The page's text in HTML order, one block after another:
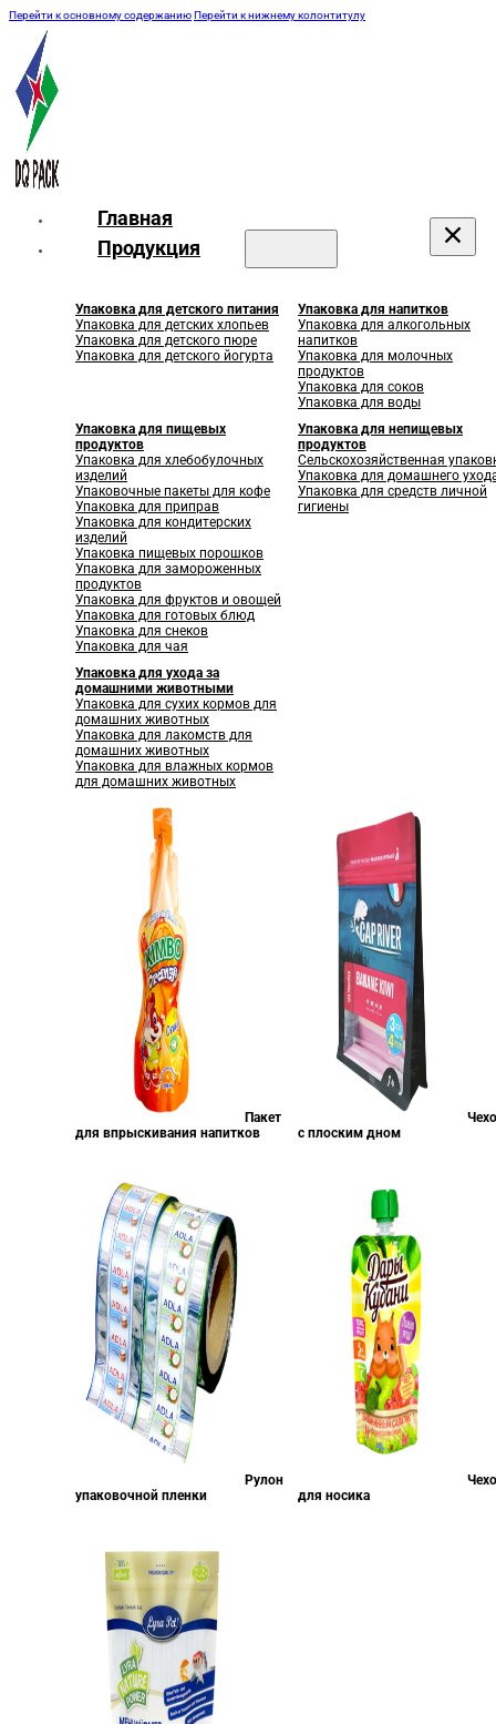
Перейти к основному содержаниюПерейти к нижнему колонтитулу
Главная
Продукция
Упаковка для детского питания
Упаковка для детских хлопьев
Упаковка для детского пюре
Упаковка для детского йогурта
Упаковка для напитков
Упаковка для алкогольных
напитков
Упаковка для молочных
продуктов
Упаковка для соков
Упаковка для воды
Упаковка для пищевых
продуктов
Упаковка для хлебобулочных
изделий
Упаковочные пакеты для кофе
Упаковка для приправ
Упаковка для кондитерских
изделий
Упаковка пищевых порошков
Упаковка для замороженных
продуктов
Упаковка для фруктов и овощей
Упаковка для готовых блюд
Упаковка для снеков
Упаковка для чая
Упаковка для непищевых
продуктов
Сельскохозяйственная
Упаковка для домашнего
Упаковка для средств личной
гигиены
Упаковка для ухода за
домашними животными
Упаковка для сухих кормов для
домашних животных
Упаковка для лакомств для
домашних животных
Упаковка для влажных кормов
для домашних животных
Пакет
для впрыскивания напитков
с плоским дном
Рулон
упаковочной пленки
для носика